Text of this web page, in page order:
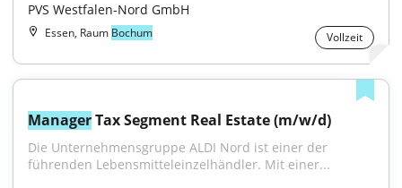
PVS Westfalen-Nord GmbH
Essen, Raum Bochum Vollzeit
Manager Tax Segment Real Estate (m/w/d)
Die Unternehmensgruppe ALDI Nord ist einer der
führenden Lebensmitteleinzelhändler. Mit einer...